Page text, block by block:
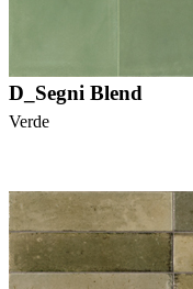
D_Segni Blend
Verde